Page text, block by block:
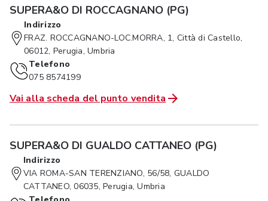
SUPERA&O DI ROCCAGNANO (PG)
Indirizzo
FRAZ. ROCCAGNANO-LOC.MORRA, 1, Città di Castello,
06012, Perugia, Umbria
Telefono
075 8574199
Vai alla scheda del punto vendita
SUPERA&O DI GUALDO CATTANEO (PG)
Indirizzo
VIA ROMA-SAN TERENZIANO, 56/58, GUALDO
CATTANEO, 06035, Perugia, Umbria